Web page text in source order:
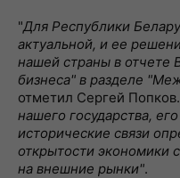
"Для Республики
актуальной, и ее
нашей страны в отчете
бизнеса" в разделе
отметил Сергей
нашего государства,
исторические связи
открытости экономики
на внешние рынки".